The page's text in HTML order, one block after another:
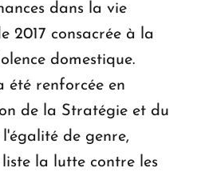
dans la vie
2017 consacrée à la
domestique.
été renforcée en
de la Stratégie et du
de genre,
la lutte contre les